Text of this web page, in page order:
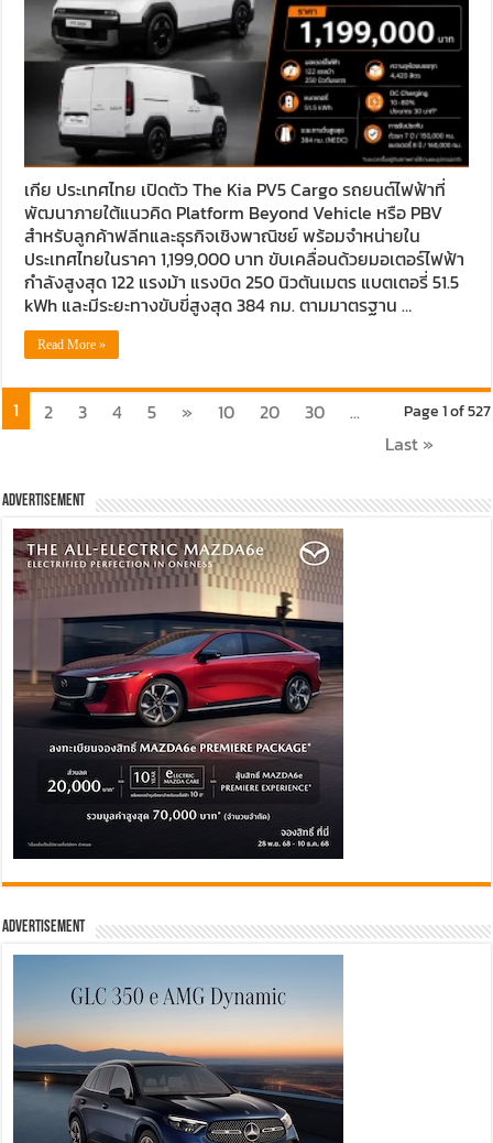
เกีย ประเทศไทย เปิดตัว The Kia PV5 Cargo รถยนต์ไฟฟ้าที่
พัฒนาภายใต้แนวคิด Platform Beyond Vehicle หรือ PBV
สำหรับลูกค้าฟลีทและธุรกิจเชิงพาณิชย์ พร้อมจำหน่ายใน
ประเทศไทยในราคา 1,199,000 บาท ขับเคลื่อนด้วยมอเตอร์ไฟฟ้า
กำลังสูงสุด 122 แรงม้า แรงบิด 250 นิวตันเมตร แบตเตอรี่ 51.5
kWh และมีระยะทางขับขี่สูงสุด 384 กม. ตามมาตรฐาน …
Read More »
Page 1 of 527
1 2 3 4 5 » 10 20 30
...
Last »
Advertisement
Advertisement